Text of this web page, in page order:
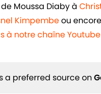
Moussa Diaby à
Kimpembeou encore
à notre chaîne Youtube
a preferred source on